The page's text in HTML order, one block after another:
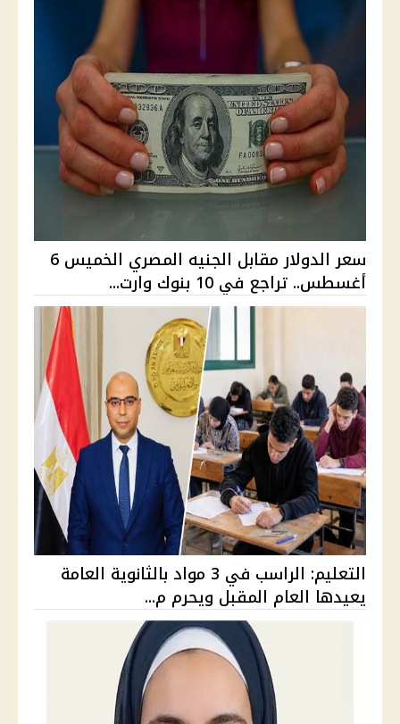
سعر الدولار مقابل الجنيه المصري الخميس 6
أغسطس.. تراجع في 10 بنوك وارت...
التعليم: الراسب في 3 مواد بالثانوية العامة
يعيدها العام المقبل ويحرم م...